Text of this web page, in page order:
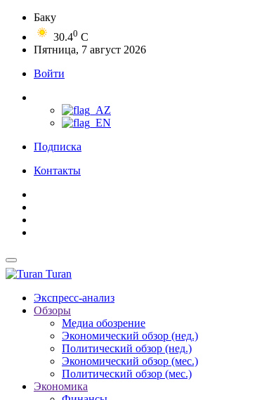
Баку
30.40 C
Пятница, 7 август 2026
Войти
Подписка
Контакты
Turan
Экспресс-анализ
Обзоры
Медиа обозрение
Экономический обзор (нед.)
Политический обзор (нед.)
Экономический обзор (мес.)
Политический обзор (мес.)
Экономика